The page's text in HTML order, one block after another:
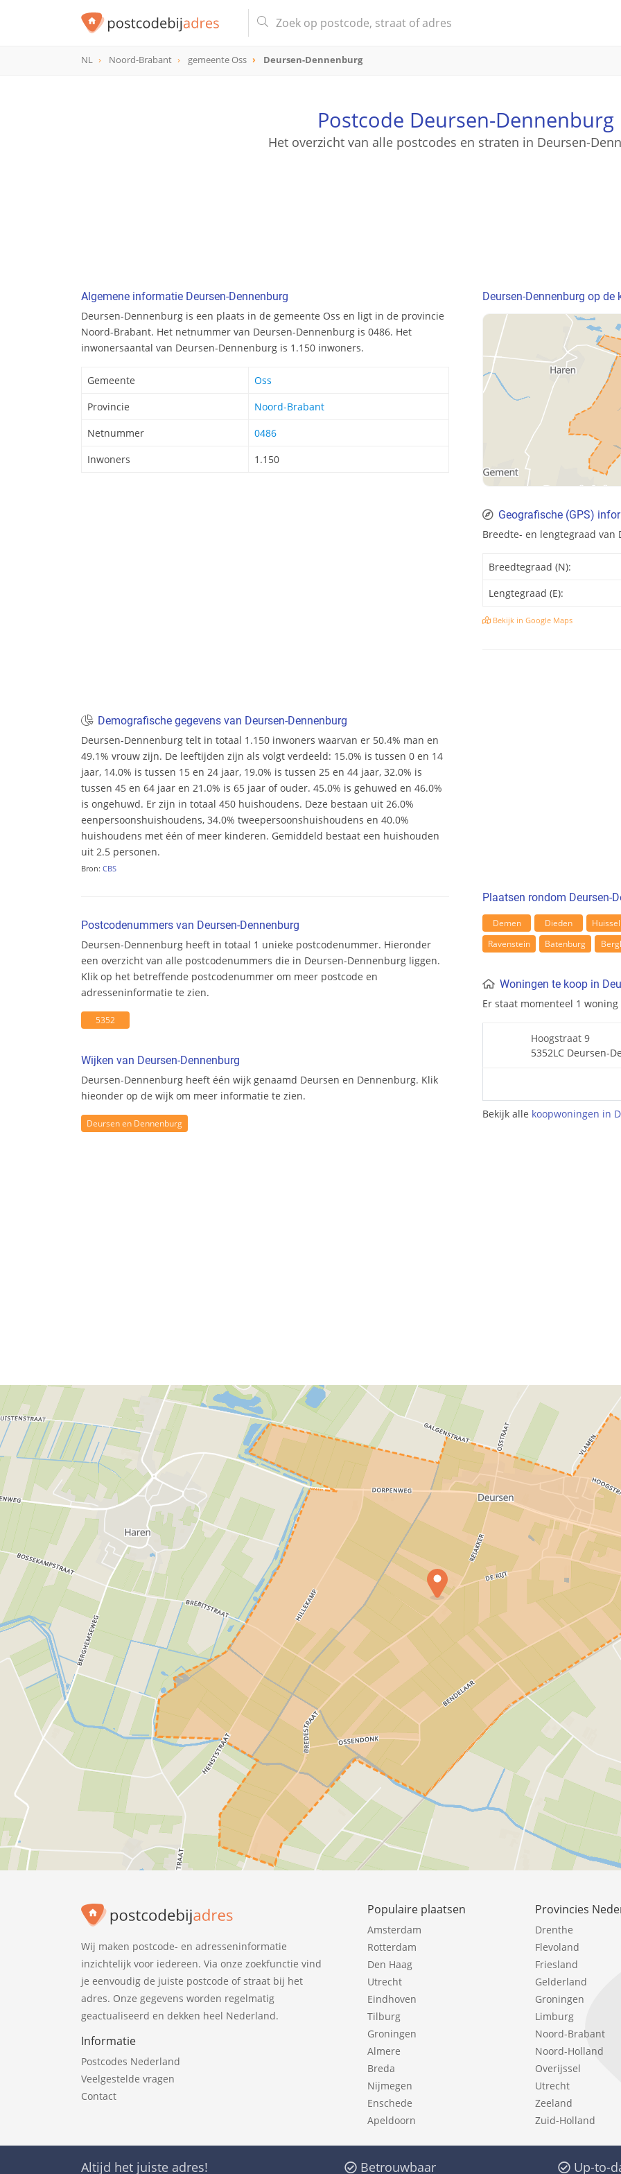
NL Noord-Brabant gemeente Oss Deursen-Dennenburg
Postcode Deursen-Dennenburg
Het overzicht van alle postcodes en straten in Deursen-
Algemene informatie Deursen-Dennenburg
Deursen-Dennenburg is een plaats in de gemeente Oss en ligt in de provincie
Noord-Brabant. Het netnummer van Deursen-Dennenburg is 0486. Het
inwonersaantal van Deursen-Dennenburg is 1.150 inwoners.
Gemeente
Oss
Provincie
Noord-Brabant
Netnummer
0486
Inwoners
1.150
Demografische gegevens van Deursen-Dennenburg
Deursen-Dennenburg telt in totaal 1.150 inwoners waarvan er 50.4% man en
49.1% vrouw zijn. De leeftijden zijn als volgt verdeeld: 15.0% is tussen 0 en 14
jaar, 14.0% is tussen 15 en 24 jaar, 19.0% is tussen 25 en 44 jaar, 32.0% is
tussen 45 en 64 jaar en 21.0% is 65 jaar of ouder. 45.0% is gehuwed en 46.0%
is ongehuwd. Er zijn in totaal 450 huishoudens. Deze bestaan uit 26.0%
eenpersoonshuishoudens, 34.0% tweepersoonshuishoudens en 40.0%
huishoudens met één of meer kinderen. Gemiddeld bestaat een huishouden
uit 2.5 personen.
Bron: CBS
Postcodenummers van Deursen-Dennenburg
Deursen-Dennenburg heeft in totaal 1 unieke postcodenummer. Hieronder
een overzicht van alle postcodenummers die in Deursen-Dennenburg liggen.
Klik op het betreffende postcodenummer om meer postcode en
adresseninformatie te zien.
5352
Wijken van Deursen-Dennenburg
Deursen-Dennenburg heeft één wijk genaamd Deursen en Dennenburg. Klik
hieonder op de wijk om meer informatie te zien.
Deursen en Dennenburg
Deursen-Dennenburg op de
Geografische (GPS)
Breedte- en lengtegraad van
Breedtegraad (N):
Lengtegraad (E):
Bekijk in Google Maps
Plaatsen rondom Deursen-
Demen Dieden
Ravenstein
Batenburg
Woningen te koop in
Er staat momenteel 1 woning
Hoogstraat 9
5352LC Deursen-
Bekijk alle koopwoningen in
Wij maken postcode- en adresseninformatie
inzichtelijk voor iedereen. Via onze zoekfunctie vind
je eenvoudig de juiste postcode of straat bij het
adres. Onze gegevens worden regelmatig
geactualiseerd en dekken heel Nederland.
Informatie
Postcodes Nederland
Veelgestelde vragen
Contact
Populaire plaatsen
Amsterdam
Rotterdam
Den Haag
Utrecht
Eindhoven
Tilburg
Groningen
Almere
Breda
Nijmegen
Enschede
Apeldoorn
Provincies
Drenthe
Flevoland
Friesland
Gelderland
Groningen
Limburg
Noord-Brabant
Noord-Holland
Overijssel
Utrecht
Zeeland
Zuid-Holland
Altijd het juiste adres! Betrouwbaar Up-to-